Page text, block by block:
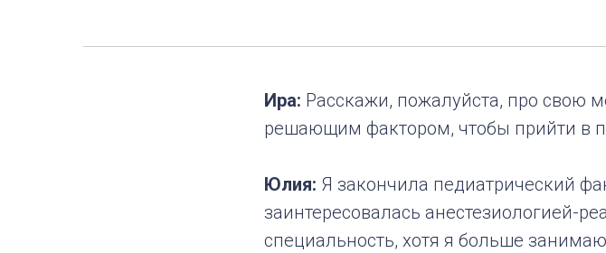
Ира: Расскажи, пожалуйста, про свою
решающим фактором, чтобы прийти в
Юлия: Я закончила педиатрический
заинтересовалась анестезиологией-
специальность, хотя я больше